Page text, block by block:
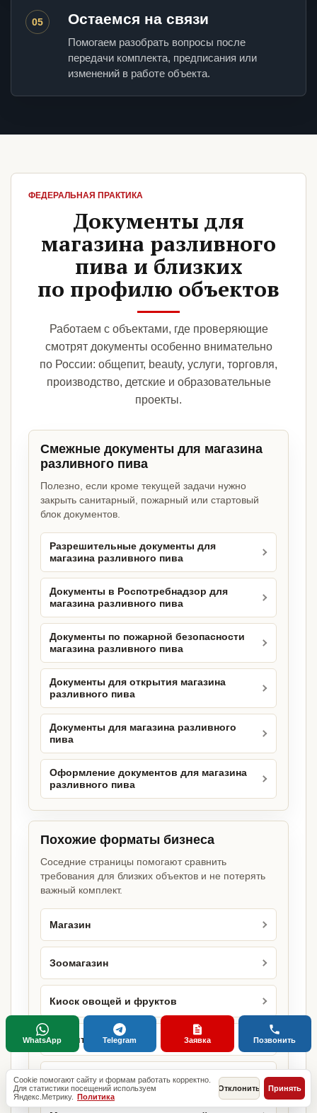
05 Остаемся на связи
Помогаем разобрать вопросы после
передачи комплекта, предписания или
изменений в работе объекта.
ФЕДЕРАЛЬНАЯ ПРАКТИКА
Документы для
магазина разливного
пива и близких
по профилю объектов
Работаем с объектами, где проверяющие
смотрят документы особенно внимательно
по России: общепит, beauty, услуги, торговля,
производство, детские и образовательные
проекты.
Смежные документы для магазина
разливного пива
Полезно, если кроме текущей задачи нужно
закрыть санитарный, пожарный или стартовый
блок документов.
Разрешительные документы для
магазина разливного пива
Документы в Роспотребнадзор для
магазина разливного пива
Документы по пожарной безопасности
магазина разливного пива
Документы для открытия магазина
разливного пива
Документы для магазина разливного
пива
Оформление документов для магазина
разливного пива
Похожие форматы бизнеса
Соседние страницы помогают сравнить
требования для близких объектов и не потерять
важный комплект.
Магазин
Зоомагазин
Киоск овощей и фруктов
Кондитерская
Кулинария
Cookie помогают сайту и формам работать корректно.
Для статистики посещений используем
Яндекс.Метрику. Политика
Отклонить Принять
WhatsApp Telegram Заявка Позвонить